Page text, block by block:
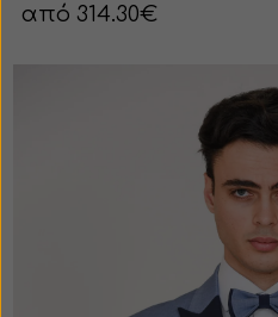
από 314.30€